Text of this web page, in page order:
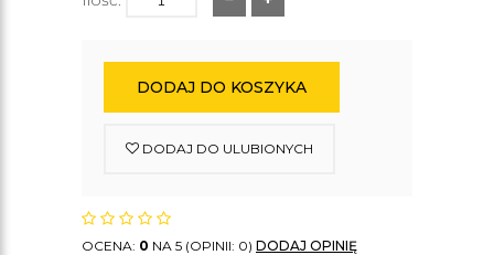
DODAJ DO KOSZYKA
DODAJ DO ULUBIONYCH
OCENA: 0 NA 5 (OPINII: 0) DODAJ OPINIĘ